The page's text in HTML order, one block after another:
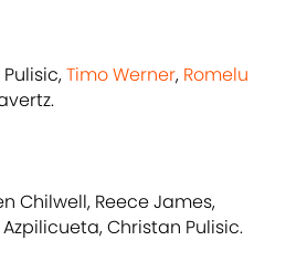
Timo Werner, Romelu
Chilwell, Reece James,
Christan Pulisic.